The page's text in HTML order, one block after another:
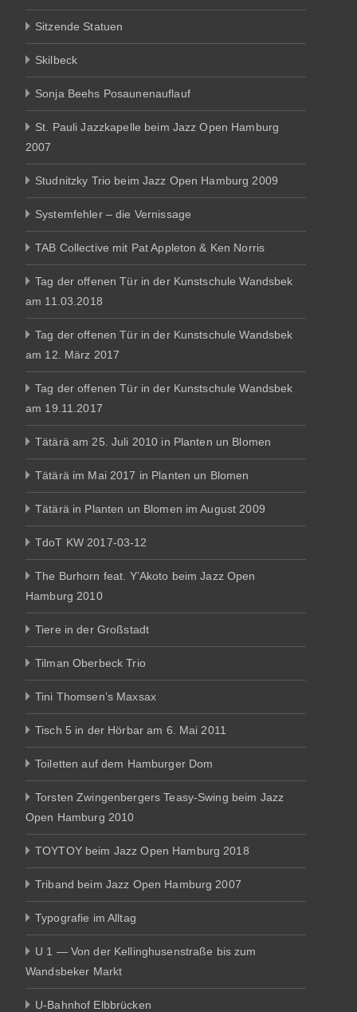
Sitzende Statuen
Skilbeck
Sonja Beehs Posaunenauflauf
St. Pauli Jazzkapelle beim Jazz Open Hamburg
2007
Studnitzky Trio beim Jazz Open Hamburg 2009
Systemfehler – die Vernissage
TAB Collective mit Pat Appleton & Ken Norris
Tag der offenen Tür in der Kunstschule Wandsbek
am 11.03.2018
Tag der offenen Tür in der Kunstschule Wandsbek
am 12. März 2017
Tag der offenen Tür in der Kunstschule Wandsbek
am 19.11.2017
Tätärä am 25. Juli 2010 in Planten un Blomen
Tätärä im Mai 2017 in Planten un Blomen
Tätärä in Planten un Blomen im August 2009
TdoT KW 2017-03-12
The Burhorn feat. Y’Akoto beim Jazz Open
Hamburg 2010
Tiere in der Großstadt
Tilman Oberbeck Trio
Tini Thomsen’s Maxsax
Tisch 5 in der Hörbar am 6. Mai 2011
Toiletten auf dem Hamburger Dom
Torsten Zwingenbergers Teasy-Swing beim Jazz
Open Hamburg 2010
TOYTOY beim Jazz Open Hamburg 2018
Triband beim Jazz Open Hamburg 2007
Typografie im Alltag
U 1 — Von der Kellinghusenstraße bis zum
Wandsbeker Markt
U-Bahnhof Elbbrücken